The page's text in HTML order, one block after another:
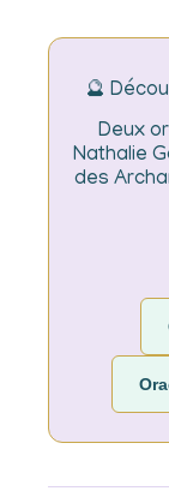
🔮
Deux
Nathalie
des